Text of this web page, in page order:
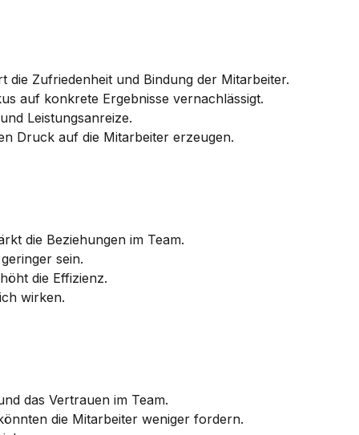
die Zufriedenheit und Bindung der Mitarbeiter.
auf konkrete Ergebnisse vernachlässigt.
Leistungsanreize.
Druck auf die Mitarbeiter erzeugen.
die Beziehungen im Team.
sein.
die Effizienz.
wirken.
das Vertrauen im Team.
die Mitarbeiter weniger fordern.